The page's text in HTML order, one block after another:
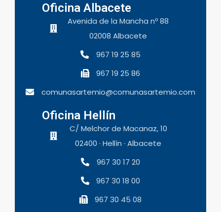
Oficina Albacete
Avenida de la Mancha nº 88
02008 Albacete
967 19 25 85
967 19 25 86
comunasartemio@comunasartemio.com
Oficina Hellín
C/ Melchor de Macanaz, 10
02400 · Hellín · Albacete
967 30 17 20
967 30 18 00
967 30 45 08